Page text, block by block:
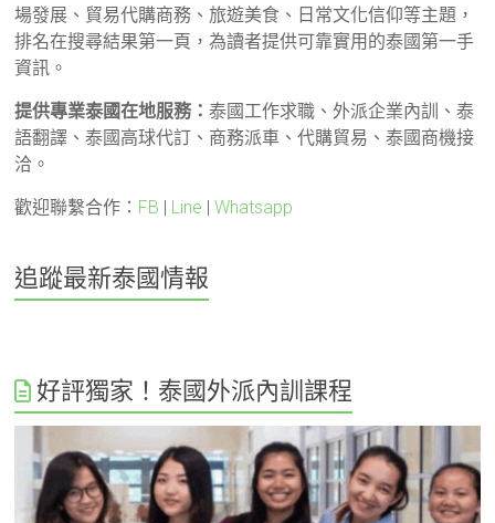
場發展、貿易代購商務、旅遊美食、日常文化信仰等主題，
排名在搜尋結果第一頁，為讀者提供可靠實用的泰國第一手
資訊。
提供專業泰國在地服務：泰國工作求職、外派企業內訓、泰
語翻譯、泰國高球代訂、商務派車、代購貿易、泰國商機接
洽。
歡迎聯繫合作： FB | Line |Whatsapp
追蹤最新泰國情報
好評獨家！泰國外派內訓課程